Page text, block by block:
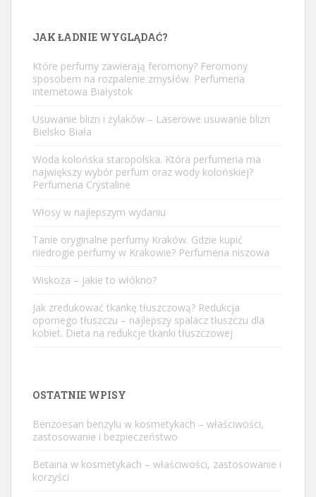
JAK ŁADNIE WYGLĄDAĆ?
Które perfumy zawierają feromony? Feromony
sposobem na rozpalenie zmysłów. Perfumeria
internetowa Białystok
Usuwanie blizn i żylaków – Laserowe usuwanie blizn
Bielsko Biała
Woda kolońska staropolska. Która perfumeria ma
największy wybór perfum oraz wody kolońskiej?
Perfumeria Crystaline
Włosy w najlepszym wydaniu
Tanie oryginalne perfumy Kraków. Gdzie kupić
niedrogie perfumy w Krakowie? Perfumeria niszowa
Wiskoza – jakie to włókno?
Jak zredukować tkankę tłuszczową? Redukcja
opornego tłuszczu – najlepszy spalacz tłuszczu dla
kobiet. Dieta na redukcje tkanki tłuszczowej
OSTATNIE WPISY
Benzoesan benzylu w kosmetykach – właściwości,
zastosowanie i bezpieczeństwo
Betaina w kosmetykach – właściwości, zastosowanie i
korzyści